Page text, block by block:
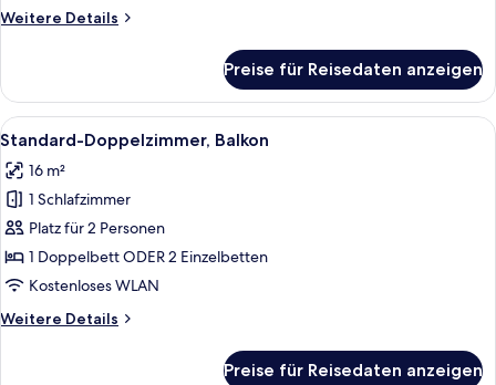
Weitere Details
Weitere
Balkon,
Seeseite
Preise für Reisedaten anzeigen
Alle
Fotos
für
Standard-
Doppelzimmer,
Balkon
anzeigen
Ein Hotelzimmer mit zwei Betten,
3
Standard-Doppelzimmer, Balkon
16 m²
1 Schlafzimmer
Platz für 2 Personen
1 Doppelbett ODER 2 Einzelbetten
Kostenloses WLAN
Weitere Details
Weitere
Preise für Reisedaten anzeigen